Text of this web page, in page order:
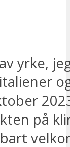
yrke,
på